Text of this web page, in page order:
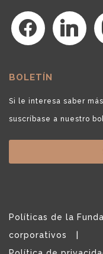
facebook linkedin
BOLETÍN
Si le interesa saber
suscríbase a nuestro
Políticas de la
corporativos